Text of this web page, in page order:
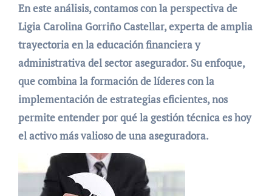
En este análisis, contamos con la perspectiva de
Ligia Carolina Gorriño Castellar, experta de amplia
trayectoria en la educación financiera y
administrativa del sector asegurador. Su enfoque,
que combina la formación de líderes con la
implementación de estrategias eficientes, nos
permite entender por qué la gestión técnica es hoy
el activo más valioso de una aseguradora.